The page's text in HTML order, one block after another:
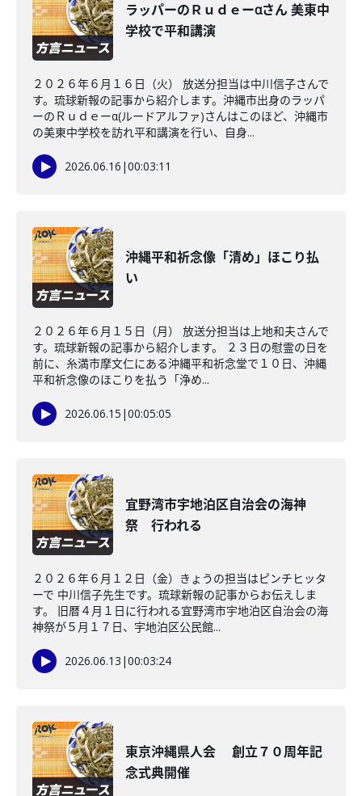
ラッパーのＲｕｄｅーαさん 美東中
学校で平和講演
２０２６年６月１６日（火） 放送分担当は中川信子さんで
す。琉球新報の記事から紹介します。沖縄市出身のラッパ
ーのＲｕｄｅーα(ルードアルファ)さんはこのほど、沖縄市
の美東中学校を訪れ平和講演を行い、自身...
2026.06.16 |00:03:11
沖縄平和祈念像「清め」ほこり払
い
２０２６年６月１５日（月） 放送分担当は上地和夫さんで
す。琉球新報の記事から紹介します。 ２３日の慰霊の日を
前に、糸満市摩文仁にある沖縄平和祈念堂で１０日、沖縄
平和祈念像のほこりを払う「浄め...
2026.06.15 |00:05:05
宜野湾市宇地泊区自治会の海神
祭 行われる
２０２６年６月１２日（金）きょうの担当はピンチヒッタ
ーで 中川信子先生です。琉球新報の記事からお伝えしま
す。 旧暦４月１日に行われる宜野湾市宇地泊区自治会の海
神祭が５月１７日、宇地泊区公民館...
2026.06.13 |00:03:24
東京沖縄県人会 創立７０周年記
念式典開催